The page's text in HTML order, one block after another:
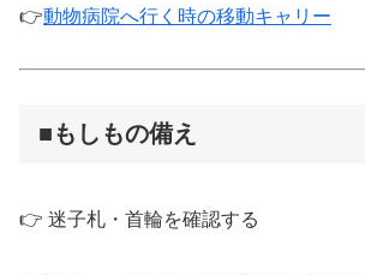
👉動物病院へ行く時の移動キャリー
■もしもの備え
👉 迷子札・首輪を確認する